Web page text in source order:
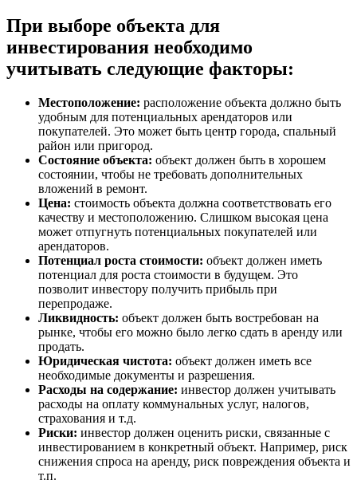
При выборе объекта для
инвестирования необходимо
учитывать следующие факторы:
Местоположение: расположение объекта должно быть
удобным для потенциальных арендаторов или
покупателей. Это может быть центр города, спальный
район или пригород.
Состояние объекта: объект должен быть в хорошем
состоянии, чтобы не требовать дополнительных
вложений в ремонт.
Цена: стоимость объекта должна соответствовать его
качеству и местоположению. Слишком высокая цена
может отпугнуть потенциальных покупателей или
арендаторов.
Потенциал роста стоимости: объект должен иметь
потенциал для роста стоимости в будущем. Это
позволит инвестору получить прибыль при
перепродаже.
Ликвидность: объект должен быть востребован на
рынке, чтобы его можно было легко сдать в аренду или
продать.
Юридическая чистота: объект должен иметь все
необходимые документы и разрешения.
Расходы на содержание: инвестор должен учитывать
расходы на оплату коммунальных услуг, налогов,
страхования и т.д.
Риски: инвестор должен оценить риски, связанные с
инвестированием в конкретный объект. Например, риск
снижения спроса на аренду, риск повреждения объекта и
т.п.